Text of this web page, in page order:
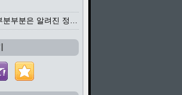
반갑습니다. 이미 부분부분은 알려진 정보들이...